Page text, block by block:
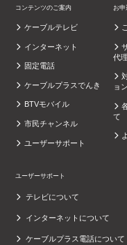
コンテンツのご案内
ケーブルテレビ
インターネット
固定電話
ケーブルプラスでんき
BTVモバイル
市民チャンネル
ユーザーサポート
お申
代
ョン
て
ユーザーサポート
テレビについて
インターネットについて
ケーブルプラス電話について